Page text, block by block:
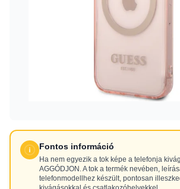
Fontos információ
Ha nem egyezik a tok képe a telefonja
AGGÓDJON. A tok a termék nevében,
telefonmodellhez készült, pontosan